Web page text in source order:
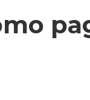
PyME